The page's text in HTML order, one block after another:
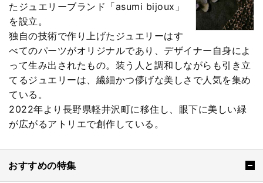
たジュエリーブランド「asumi bijoux」
を設立。
独自の技術で作り上げたジュエリーはす
べてのパーツがオリジナルであり、デザイナー自身によ
って生み出されたもの。装う人と調和しながらも引き立
てるジュエリーは、繊細かつ儚げな美しさで人気を集め
ている。
2022年より長野県軽井沢町に移住し、眼下に美しい緑
が広がるアトリエで創作している。
おすすめの特集